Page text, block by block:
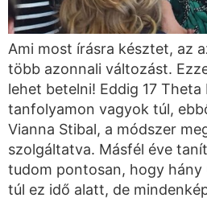
Ami most írásra késztet, az
több azonnali változást.
lehet betelni! Eddig 17 Theta
tanfolyamon vagyok túl,
Vianna Stibal, a módszer
szolgáltatva. Másfél éve
tudom pontosan, hogy hány
túl ez idő alatt, de